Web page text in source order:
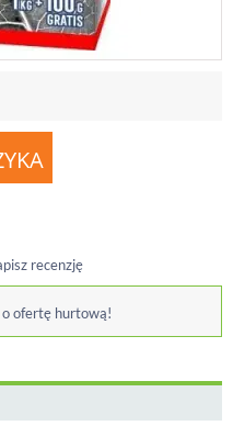
recenzję
o ofertę hurtową!